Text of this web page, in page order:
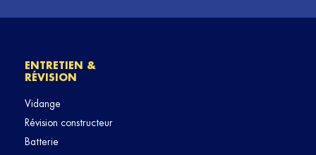
ENTRETIEN &
RÉVISION
Vidange
Révision constructeur
Batterie